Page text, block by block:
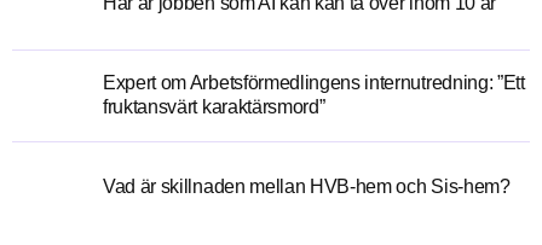
Expert om Arbetsförmedlingens internutredning: ”Ett
fruktansvärt karaktärsmord”
Vad är skillnaden mellan HVB-hem och Sis-hem?